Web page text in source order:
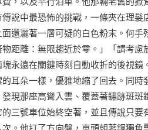
說中最恐怖的挑戰，一條夾在理髮
還灑著一層可疑的白色粉末。何手
距離：無限趨近於零。」「請考慮
永遠在關鍵時刻自動收折的後視鏡
耳朵一樣，優雅地縮了回去。同時
現那座高聳入雲、覆蓋著鏽跡斑斑
三號車位始終空著，並且傳說只要